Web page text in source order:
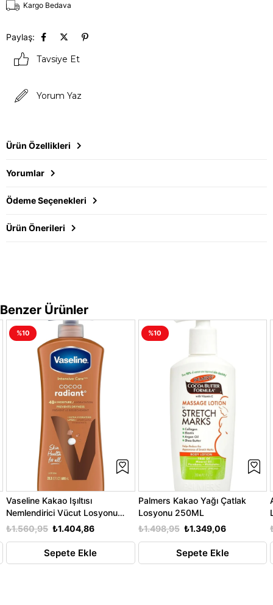
Kargo Bedava
Paylaş:
Tavsiye Et
Yorum Yaz
Ürün Özellikleri
Yorumlar
Ödeme Seçenekleri
Ürün Önerileri
Benzer Ürünler
Vaseline Kakao Işıltısı
Nemlendirici Vücut Losyonu
600ML
₺1.404,86
₺1.560,95
Sepete Ekle
%10
Palmers Kakao Yağı Çatlak
Losyonu 250ML
₺1.349,06
₺1.498,95
Sepete Ekle
%10